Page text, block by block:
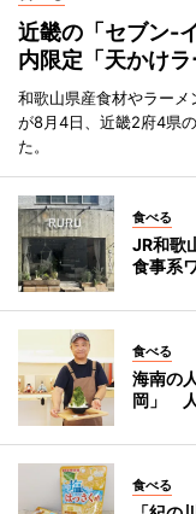
近畿の「セブン-
内限定「天かけ
和歌山県産食材やラー
が8月4日、近畿2府4県
た。
食べる
JR和歌
食事系
食べる
海南の
岡」
食べる